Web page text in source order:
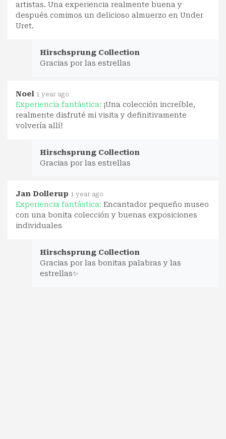
artistas. Una experiencia realmente buena y
después comimos un delicioso almuerzo en Under
Uret.
Hirschsprung Collection
Gracias por las estrellas
Noel 1 year ago
Experiencia fantástica: ¡Una colección increíble,
realmente disfruté mi visita y definitivamente
volvería allí!
Hirschsprung Collection
Gracias por las estrellas
Jan Dollerup 1 year ago
Experiencia fantástica: Encantador pequeño museo
con una bonita colección y buenas exposiciones
individuales
Hirschsprung Collection
Gracias por las bonitas palabras y las
estrellas✨